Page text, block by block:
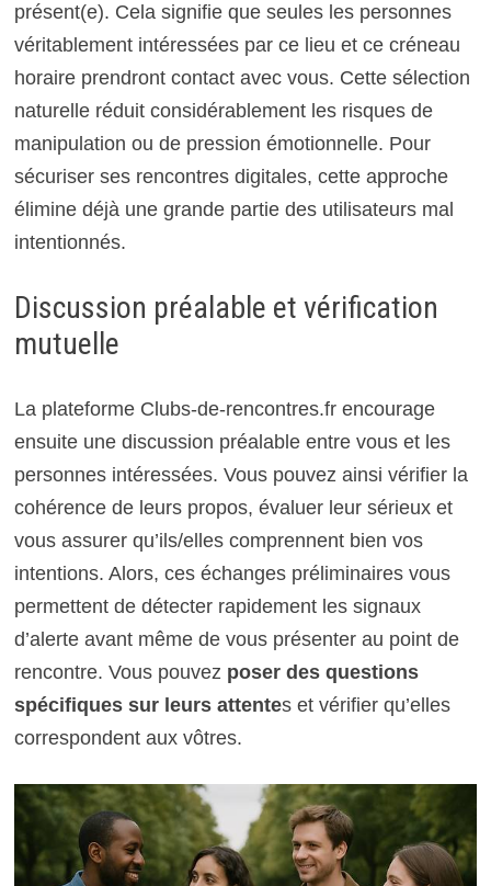
présent(e). Cela signifie que seules les personnes
véritablement intéressées par ce lieu et ce créneau
horaire prendront contact avec vous. Cette sélection
naturelle réduit considérablement les risques de
manipulation ou de pression émotionnelle. Pour
sécuriser ses rencontres digitales, cette approche
élimine déjà une grande partie des utilisateurs mal
intentionnés.
Discussion préalable et vérification
mutuelle
La plateforme Clubs-de-rencontres.fr encourage
ensuite une discussion préalable entre vous et les
personnes intéressées. Vous pouvez ainsi vérifier la
cohérence de leurs propos, évaluer leur sérieux et
vous assurer qu’ils/elles comprennent bien vos
intentions. Alors, ces échanges préliminaires vous
permettent de détecter rapidement les signaux
d’alerte avant même de vous présenter au point de
rencontre. Vous pouvez poser des questions
spécifiques sur leurs attentes et vérifier qu’elles
correspondent aux vôtres.